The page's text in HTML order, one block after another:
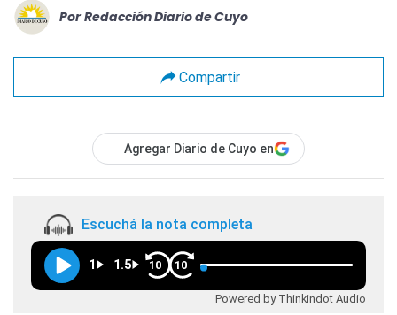
Por Redacción Diario de Cuyo
Compartir
Agregar Diario de Cuyo en
Escuchá la nota completa
1 1.5 10 10
Powered by Thinkindot Audio